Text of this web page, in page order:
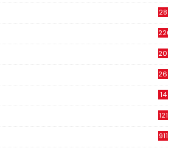
28
2011
269
14
121
911